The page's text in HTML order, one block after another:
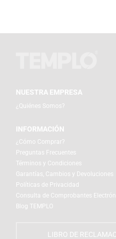
NUESTRA EMPRESA
¿Quiénes Somos?
INFORMACIÓN
¿Cómo Comprar?
Preguntas Frecuentes
Términos y Condiciones
Garantías, Cambios y Devoluciones
Políticas de Privacidad
Consulta de Comprobantes
Blog TEMPLO
LIBRO DE